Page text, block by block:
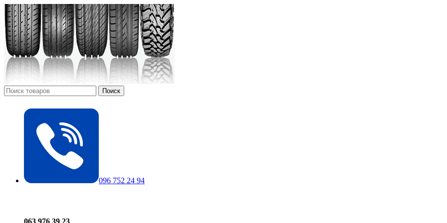
Поиск
096 752 24 94